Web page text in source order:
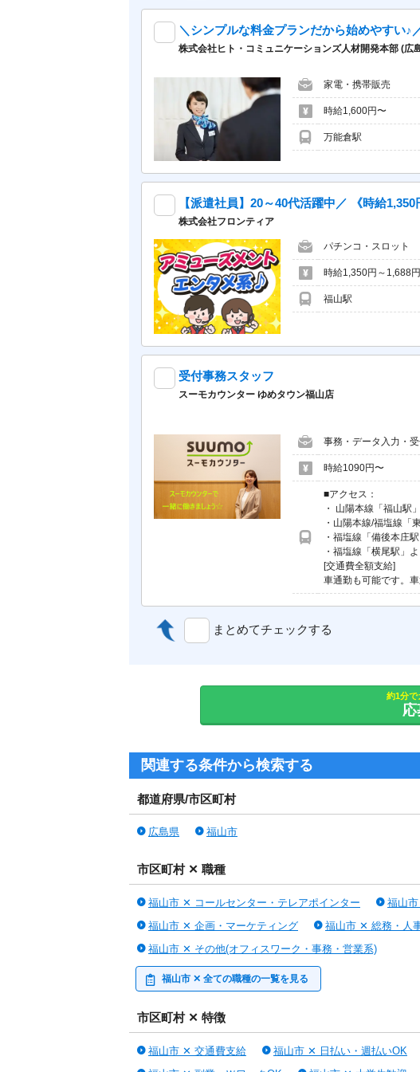
＼シンプルな料金プランだから始めやすい
株式会社ヒト・コミュニケーションズ人材開発本部 (
家電・携帯販売
時給1,600円〜
万能倉駅
株式会社フロンティア
パチンコ・スロット
時給1,350円～1,688円
福山駅
受付事務スタッフ
スーモカウンター ゆめタウン福山店
事務・データ入力・
時給1090円〜
■アクセス：
・ 山陽本線「福山駅
・山陽本線/福塩線「
・福塩線「備後本庄
・福塩線「横尾駅」
[交通費全額支給]
車通勤も可能です。
まとめてチェックする
約1分で
応
関連する条件から検索する
都道府県/市区町村
広島県 福山市
市区町村 ✕ 職種
福山市 ✕ コールセンター・テレアポインター 福山
福山市 ✕ 企画・マーケティング
福山市 ✕ 総務・人
福山市 ✕ その他(オフィスワーク・事務・営業系)
福山市 ✕ 全ての職種の一覧を見る
市区町村 ✕ 特徴
福山市 ✕ 交通費支給 福山市 ✕ 日払い・週払いOK